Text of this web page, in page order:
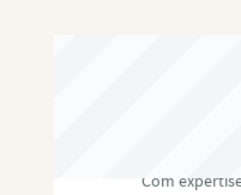
Com